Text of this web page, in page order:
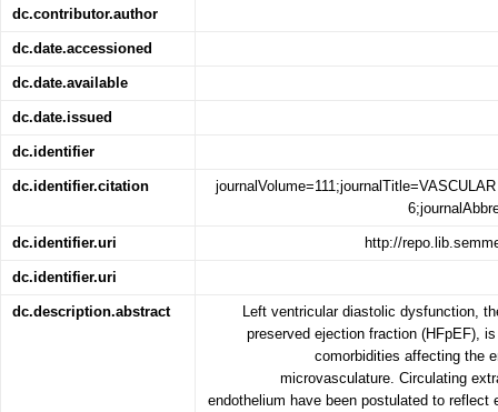
dc.contributor.author
dc.date.accessioned
dc.date.available
dc.date.issued
dc.identifier
dc.identifier.citation
dc.identifier.uri http://
dc.identifier.uri
dc.description.abstract
Left ventricular diastolic dysfunction,
preserved ejection fraction (HFpEF),
comorbidities affecting the
microvasculature. Circulating
endothelium have been postulated to reflect